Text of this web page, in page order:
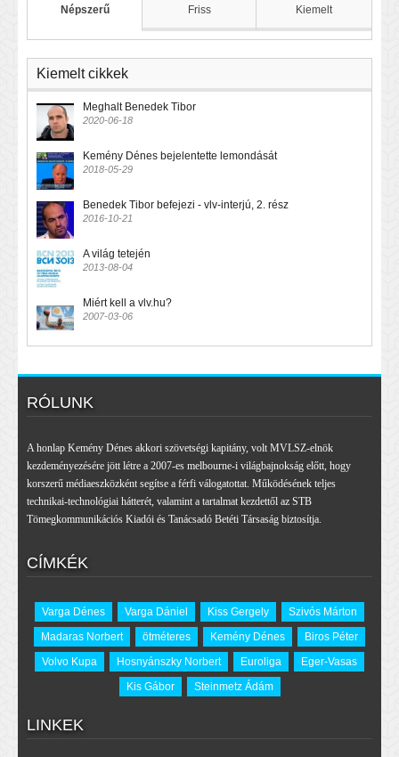
Népszerű Friss Kiemelt
Kiemelt cikkek
Meghalt Benedek Tibor
2020-06-18
Kemény Dénes bejelentette lemondását
2018-05-29
Benedek Tibor befejezi - vlv-interjú, 2. rész
2016-10-21
A világ tetején
2013-08-04
Miért kell a vlv.hu?
2007-03-06
RÓLUNK
A honlap Kemény Dénes akkori szövetségi kapitány, volt MVLSZ-elnök
kezdeményezésére jött létre a 2007-es melbourne-i világbajnokság előtt, hogy
korszerű médiaeszközként segítse a férfi válogatottat. Működésének teljes
technikai-technológiai hátterét, valamint a tartalmat kezdettől az STB
Tömegkommunikációs Kiadói és Tanácsadó Betéti Társaság biztosítja.
CÍMKÉK
Varga Dénes Varga Dániel Kiss Gergely
Szivós Márton
Madaras Norbert
ötméteres Kemény Dénes
Biros Péter
Volvo Kupa
Hosnyánszky Norbert Euroliga
Eger-Vasas
Kis Gábor
Steinmetz Ádám
LINKEK